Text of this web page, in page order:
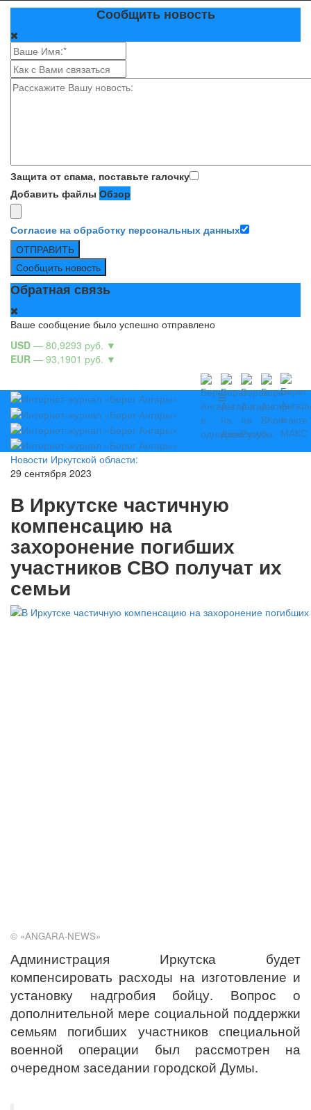
Сообщить новость
Защита от спама, поставьте галочку
Добавить файлы Обзор
Согласие на обработку персональных данных
ОТПРАВИТЬ
Сообщить новость
Обратная связь
Ваше сообщение было успешно отправлено
USD — 80,9293 руб. ▼
EUR — 93,1901 руб. ▼
Новости Иркутской области:
29 сентября 2023
В Иркутске частичную
компенсацию на
захоронение погибших
участников СВО получат их
семьи
© «ANGARA-NEWS»
Администрация Иркутска будет
компенсировать расходы на изготовление и
установку надгробия бойцу. Вопрос о
дополнительной мере социальной поддержки
семьям погибших участников специальной
военной операции был рассмотрен на
очередном заседании городской Думы.